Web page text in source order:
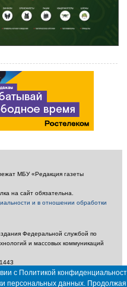
МБУ «Редакция газеты
на сайт обязательна.
и в отношении обработки
Федеральной службой по
и массовых коммуникаций
«Редакция газеты «Калужская
с Политикой
персональных данных. Продолжая